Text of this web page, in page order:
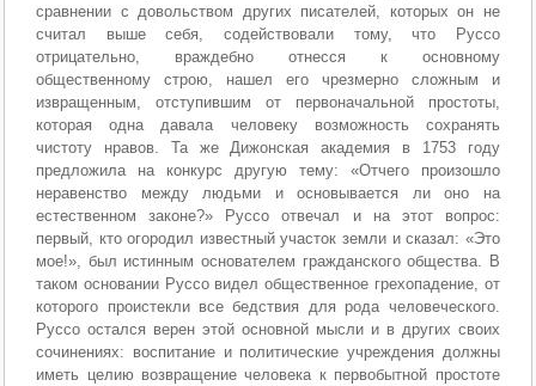
сравнении с довольством других писателей, которых он не
считал выше себя, содействовали тому, что Руссо
отрицательно, враждебно отнесся к основному
общественному строю, нашел его чрезмерно сложным и
извращенным, отступившим от первоначальной простоты,
которая одна давала человеку возможность сохранять
чистоту нравов. Та же Дижонская академия в 1753 году
предложила на конкурс другую тему: «Отчего произошло
неравенство между людьми и основывается ли оно на
естественном законе?» Руссо отвечал и на этот вопрос:
первый, кто огородил известный участок земли и сказал: «Это
мое!», был истинным основателем гражданского общества. В
таком основании Руссо видел общественное грехопадение, от
которого проистекли все бедствия для рода человеческого.
Руссо остался верен этой основной мысли и в других своих
сочинениях: воспитание и политические учреждения должны
иметь целию возвращение человека к первобытной простоте